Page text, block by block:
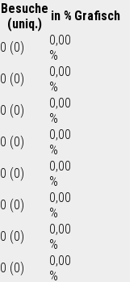
Besuche
(uniq.)
in % Grafisch
0 (0)
0,00
%
0 (0)
0,00
%
0 (0)
0,00
%
0 (0)
0,00
%
0 (0)
0,00
%
0 (0)
0,00
%
0 (0)
0,00
%
0 (0)
0,00
%